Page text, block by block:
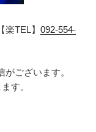
TEL】 092-554-
ございます。
す。